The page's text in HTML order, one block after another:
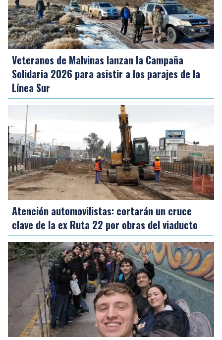
Veteranos de Malvinas lanzan la Campaña
Solidaria 2026 para asistir a los parajes de la
Línea Sur
Atención automovilistas: cortarán un cruce
clave de la ex Ruta 22 por obras del viaducto